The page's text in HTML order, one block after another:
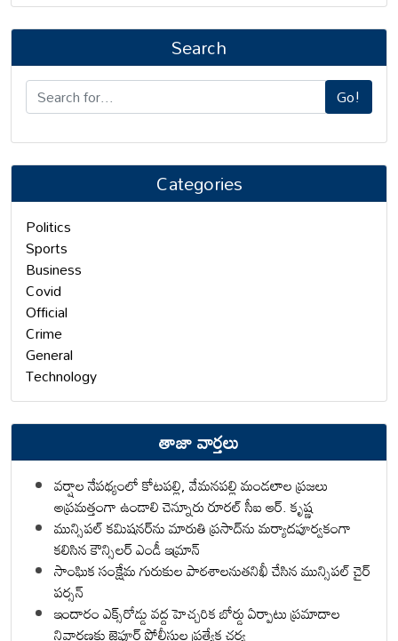
Search
Go!
Categories
Politics
Sports
Business
Covid
Official
Crime
General
Technology
తాజా వార్తలు
వర్షాల నేపథ్యంలో కోటపల్లి, వేమనపల్లి మండలాల ప్రజలు
అప్రమత్తంగా ఉండాలి చెన్నూరు రూరల్ సీఐ ఆర్. కృష్ణ
మున్సిపల్ కమిషనర్‌ను మారుతి ప్రసాద్‌ను మర్యాదపూర్వకంగా
కలిసిన కౌన్సిలర్ ఎండీ ఇమ్రాన్ ​
సాంఘిక సంక్షేమ గురుకుల పాఠశాలనుతనిఖీ చేసిన మున్సిపల్ చైర్
పర్సన్
ఇందారం ఎక్స్‌రోడ్డు వద్ద హెచ్చరిక బోర్డు ఏర్పాటు ప్రమాదాల
నివారణకు జైపూర్ పోలీసుల ప్రత్యేక చర్య